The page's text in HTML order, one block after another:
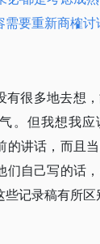
要重新商榷讨
有很多地去想
。但我想我
的讲话，而且
们自己写的话
记录稿有所区